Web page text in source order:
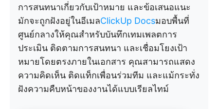
การสนทนาเกี่ยวกับเป้าหมาย และข้อเสนอแนะ
มักจะถูกฝังอยู่ในอีเมลClickUp Docsมอบพื้นที่
ศูนย์กลางให้คุณสำหรับบันทึกเทมเพลตการ
ประเมิน ติดตามการสนทนา และเชื่อมโยงเป้า
หมายโดยตรงภายในเอกสาร คุณสามารถแสดง
ความคิดเห็น ติดแท็กเพื่อนร่วมทีม และแม้กระทั่ง
ฝังความคืบหน้าของงานได้แบบเรียลไทม์